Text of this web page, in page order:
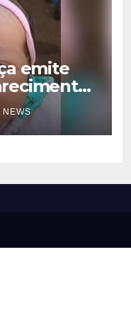
emite
MS;
NEWS